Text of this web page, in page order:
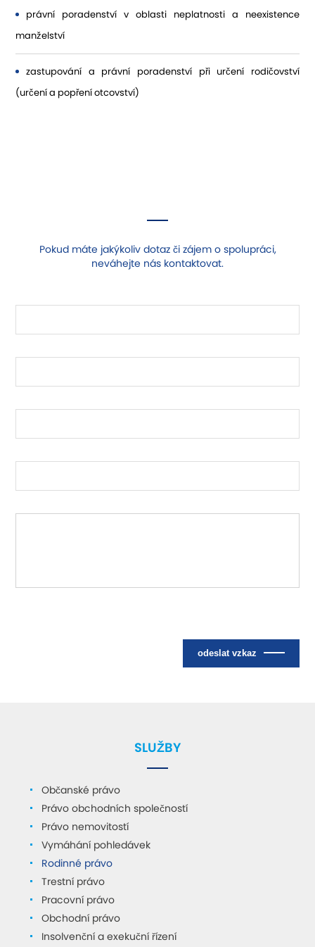
právní poradenství v oblasti neplatnosti a neexistence
manželství
zastupování a právní poradenství při určení rodičovství
(určení a popření otcovství)
Pokud máte jakýkoliv dotaz či zájem o spolupráci,
neváhejte nás kontaktovat.
odeslat vzkaz
SLUŽBY
Občanské právo
Právo obchodních společností
Právo nemovitostí
Vymáhání pohledávek
Rodinné právo
Trestní právo
Pracovní právo
Obchodní právo
Insolvenční a exekuční řízení